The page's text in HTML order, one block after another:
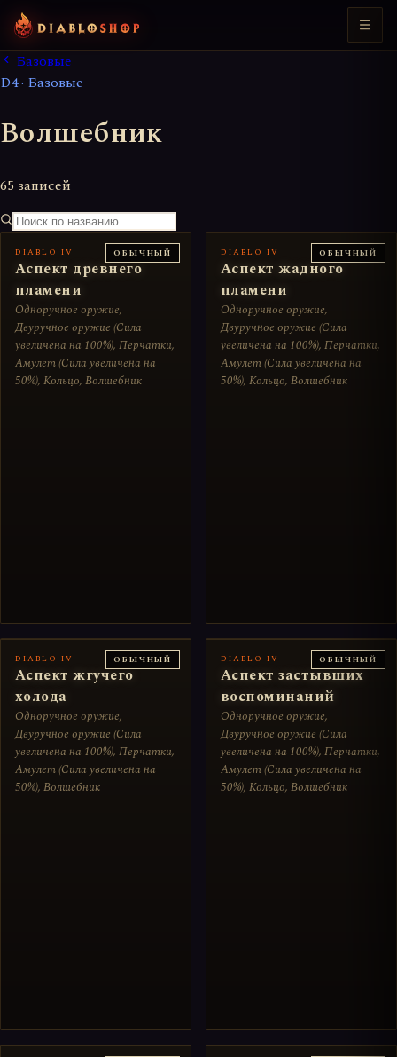
Базовые
D4 · Базовые
Волшебник
65 записей
ОБЫЧНЫЙ
DIABLO IV
Аспект древнего
пламени
Одноручное оружие,
Двуручное оружие (Сила
увеличена на 100%), Перчатки,
Амулет (Сила увеличена на
50%), Кольцо, Волшебник
ОБЫЧНЫЙ
DIABLO IV
Аспект жадного
пламени
Одноручное оружие,
Двуручное оружие (Сила
увеличена на 100%), Перчатки,
Амулет (Сила увеличена на
50%), Кольцо, Волшебник
ОБЫЧНЫЙ
DIABLO IV
Аспект жгучего
холода
Одноручное оружие,
Двуручное оружие (Сила
увеличена на 100%), Перчатки,
Амулет (Сила увеличена на
50%), Волшебник
ОБЫЧНЫЙ
DIABLO IV
Аспект застывших
воспоминаний
Одноручное оружие,
Двуручное оружие (Сила
увеличена на 100%), Перчатки,
Амулет (Сила увеличена на
50%), Кольцо, Волшебник